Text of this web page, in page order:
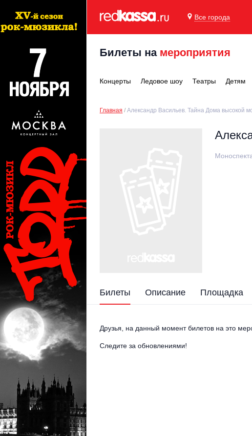
Все города
Билеты на мероприятия
Концерты Ледовое шоу Театры Детям
Главная Александр Васильев. Тайна Дома высокой
Билеты Описание Площадка
Друзья, на данный момент билетов на это
Следите за обновлениями!